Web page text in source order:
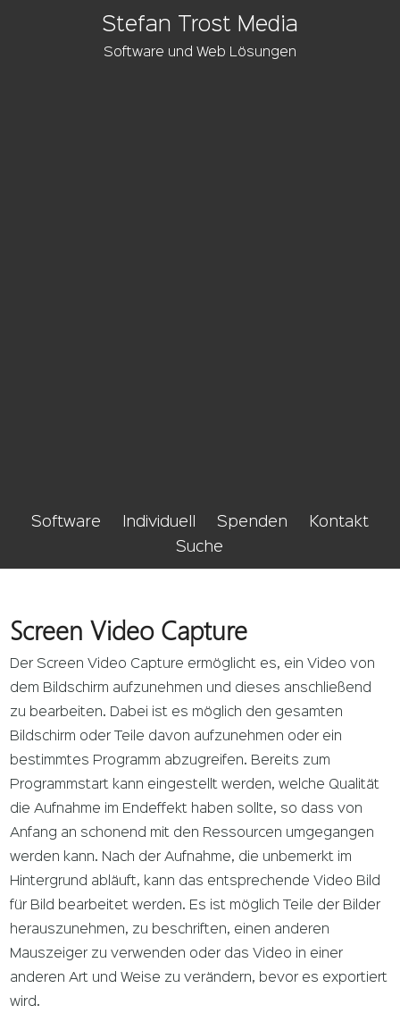
Stefan Trost Media
Software und Web Lösungen
Software Individuell Spenden
Kontakt
Suche
Screen Video Capture
Der Screen Video Capture ermöglicht es, ein Video von
dem Bildschirm aufzunehmen und dieses anschließend
zu bearbeiten. Dabei ist es möglich den gesamten
Bildschirm oder Teile davon aufzunehmen oder ein
bestimmtes Programm abzugreifen. Bereits zum
Programmstart kann eingestellt werden, welche Qualität
die Aufnahme im Endeffekt haben sollte, so dass von
Anfang an schonend mit den Ressourcen umgegangen
werden kann. Nach der Aufnahme, die unbemerkt im
Hintergrund abläuft, kann das entsprechende Video Bild
für Bild bearbeitet werden. Es ist möglich Teile der Bilder
herauszunehmen, zu beschriften, einen anderen
Mauszeiger zu verwenden oder das Video in einer
anderen Art und Weise zu verändern, bevor es exportiert
wird.